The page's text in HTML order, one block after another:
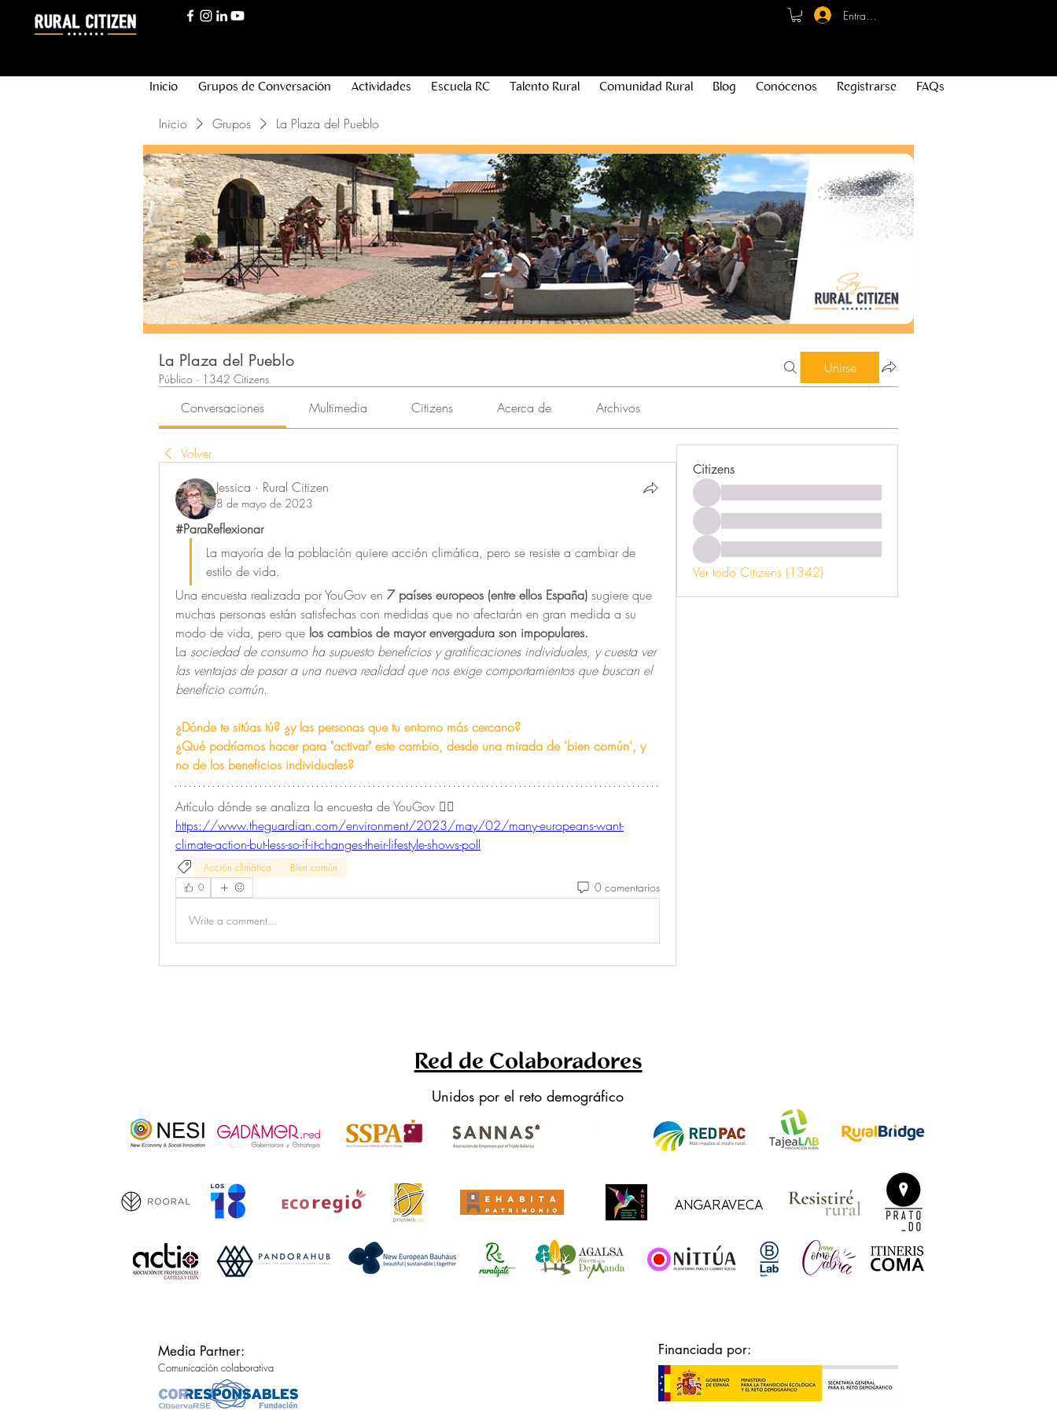
Entrar - Registro
Inicio Grupos de Conversación Actividades Escuela RC Talento Rural Comunidad Rural Blog Conócenos Registrarse FAQs
Inicio Grupos La Plaza del Pueblo
La Plaza del Pueblo
Público · 1342 Citizens
Unirse
Conversaciones Multimedia Citizens Acerca de Archivos
Volver
Jessica · Rural Citizen
8 de mayo de 2023
#ParaReflexionar
La mayoría de la población quiere acción climática, pero se resiste a cambiar de
estilo de vida.
Una encuesta realizada por YouGov en 7 países europeos (entre ellos España) sugiere que
muchas personas están satisfechas con medidas que no afectarán en gran medida a su
modo de vida, pero que los cambios de mayor envergadura son impopulares.
La sociedad de consumo ha supuesto beneficios y gratificaciones individuales, y cuesta ver
las ventajas de pasar a una nueva realidad que nos exige comportamientos que buscan el
beneficio común.
¿Dónde te sitúas tú? ¿y las personas que tu entorno más cercano?
¿Qué podríamos hacer para "activar" este cambio, desde una mirada de 'bien común', y
no de los beneficios individuales?
https://www.theguardian.com/environment/2023/may/02/many-europeans-want-
climate-action-but-less-so-if-it-changes-their-lifestyle-shows-poll
Acción climática
Bien común
0
0 comentarios
Write a comment...
Citizens
Ver todo Citizens (1342)
Red de Colaboradores
Unidos por el reto demográfico
Media Partner:
Comunicación colaborativa
Financiada por: